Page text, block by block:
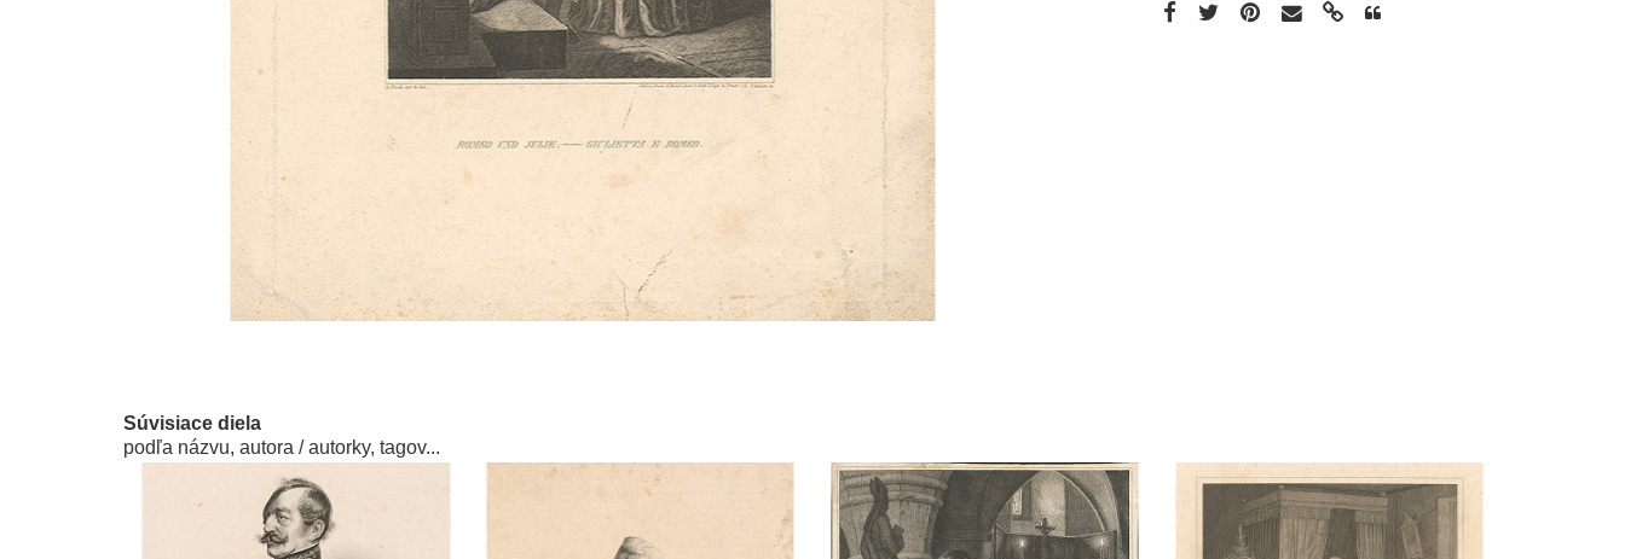
Súvisiace diela
podľa názvu, autora / autorky, tagov...